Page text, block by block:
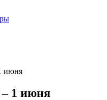
июня
– 1 июня